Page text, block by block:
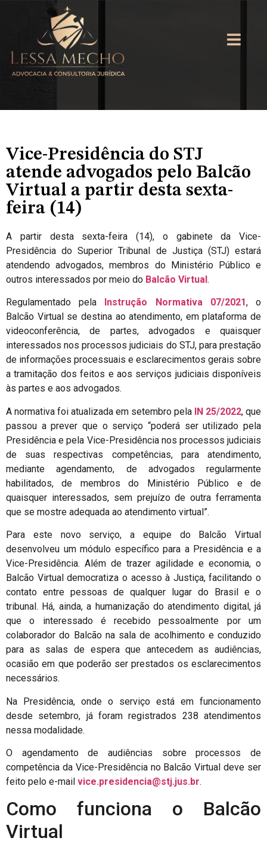
Vice-Presidência do STJ
atende advogados pelo Balcão
Virtual a partir desta sexta-
feira (14)
A partir desta sexta-feira (14), o gabinete da Vice-
Presidência do Superior Tribunal de Justiça (STJ) estará
atendendo advogados, membros do Ministério Público e
outros interessados por meio do Balcão Virtual.
Regulamentado pela Instrução Normativa 07/2021, o
Balcão Virtual se destina ao atendimento, em plataforma de
videoconferência, de partes, advogados e quaisquer
interessados nos processos judiciais do STJ, para prestação
de informações processuais e esclarecimentos gerais sobre
a tramitação dos feitos e aos serviços judiciais disponíveis
às partes e aos advogados.
A normativa foi atualizada em setembro pela IN 25/2022, que
passou a prever que o serviço “poderá ser utilizado pela
Presidência e pela Vice-Presidência nos processos judiciais
de suas respectivas competências, para atendimento,
mediante agendamento, de advogados regularmente
habilitados, de membros do Ministério Público e de
quaisquer interessados, sem prejuízo de outra ferramenta
que se mostre adequada ao atendimento virtual”.
Para este novo serviço, a equipe do Balcão Virtual
desenvolveu um módulo específico para a Presidência e a
Vice-Presidência. Além de trazer agilidade e economia, o
Balcão Virtual democratiza o acesso à Justiça, facilitando o
contato entre pessoas de qualquer lugar do Brasil e o
tribunal. Há, ainda, a humanização do atendimento digital, já
que o interessado é recebido pessoalmente por um
colaborador do Balcão na sala de acolhimento e conduzido
para as salas de espera que antecedem as audiências,
ocasião em que poderão ser prestados os esclarecimentos
necessários.
Na Presidência, onde o serviço está em funcionamento
desde setembro, já foram registrados 238 atendimentos
nessa modalidade.
O agendamento de audiências sobre processos de
competência da Vice-Presidência no Balcão Virtual deve ser
feito pelo e-mail vice.presidencia@stj.jus.br.
Como funciona o Balcão
Virtual